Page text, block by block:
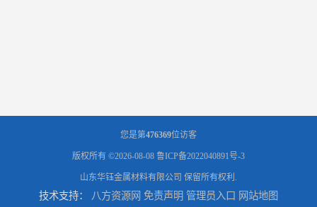
您是第476369位访客
版权所有 ©2026-08-08 鲁ICP备2022040891号-3
山东华钰金属材料有限公司 保留所有权利.
技术支持： 八方资源网 免责声明 管理员入口 网站地图